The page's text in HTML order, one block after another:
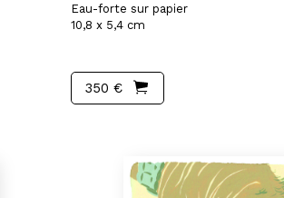
Eau-forte sur papier
10,8 x 5,4 cm
350 €